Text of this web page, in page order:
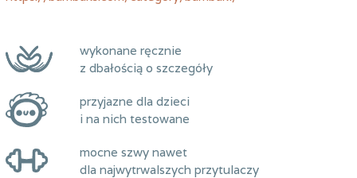
wykonane ręcznie
z dbałością o szczegóły
przyjazne dla dzieci
i na nich testowane
mocne szwy nawet
dla najwytrwalszych przytulaczy